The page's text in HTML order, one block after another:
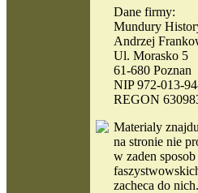
Dane firmy:
Mundury
Andrzej
Ul. Morasko 5
61-680 Poznan
NIP 972-013-
REGON
Materialy
na stronie nie
w zaden sposob
zacheca do nich.